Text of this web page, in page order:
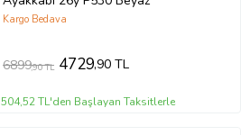
Kargo Bedava
6899,90 TL 4729,90 TL
504,52 TL'den Başlayan Taksitlerle